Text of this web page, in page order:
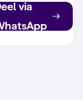
via